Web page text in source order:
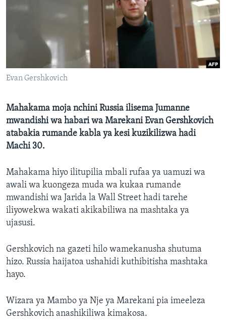
Evan Gershkovich
Mahakama moja nchini Russia ilisema Jumanne
mwandishi wa habari wa Marekani Evan Gershkovich
atabakia rumande kabla ya kesi kuzikilizwa hadi
Machi 30.
Mahakama hiyo ilitupilia mbali rufaa ya uamuzi wa
awali wa kuongeza muda wa kukaa rumande
mwandishi wa Jarida la Wall Street hadi tarehe
iliyowekwa wakati akikabiliwa na mashtaka ya
ujasusi.
Gershkovich na gazeti hilo wamekanusha shutuma
hizo. Russia haijatoa ushahidi kuthibitisha mashtaka
hayo.
Wizara ya Mambo ya Nje ya Marekani pia imeeleza
Gershkovich anashikiliwa kimakosa.